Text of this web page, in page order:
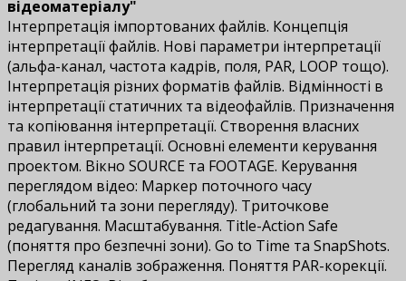
відеоматеріалу"
Інтерпретація імпортованих файлів. Концепція
інтерпретації файлів. Нові параметри інтерпретації
(альфа-канал, частота кадрів, поля, PAR, LOOP тощо).
Інтерпретація різних форматів файлів. Відмінності в
інтерпретації статичних та відеофайлів. Призначення
та копіювання інтерпретації. Створення власних
правил інтерпретації. Основні елементи керування
проектом. Вікно SOURCE та FOOTAGE. Керування
переглядом відео: Маркер поточного часу
(глобальний та зони перегляду). Триточкове
редагування. Масштабування. Title-Action Safe
(поняття про безпечні зони). Go to Time та SnapShots.
Перегляд каналів зображення. Поняття PAR-корекції.